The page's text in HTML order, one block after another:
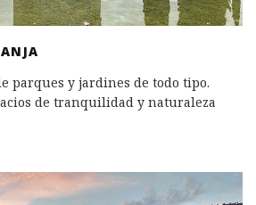
parques y jardines de todo tipo.
de tranquilidad y naturaleza